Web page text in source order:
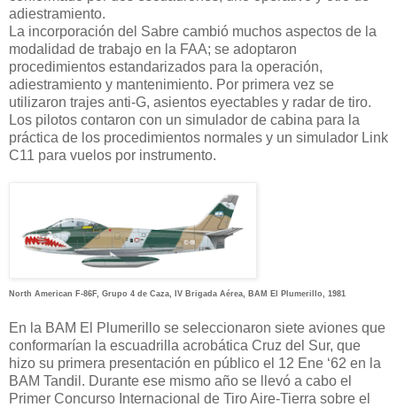
adiestramiento.
La incorporación del Sabre cambió muchos aspectos de la
modalidad de trabajo en la FAA; se adoptaron
procedimientos estandarizados para la operación,
adiestramiento y mantenimiento. Por primera vez se
utilizaron trajes anti-G, asientos eyectables y radar de tiro.
Los pilotos contaron con un simulador de cabina para la
práctica de los procedimientos normales y un simulador Link
C11 para vuelos por instrumento.
North American F-86F, Grupo 4 de Caza, IV Brigada Aérea, BAM El Plumerillo, 1981
En la BAM El Plumerillo se seleccionaron siete aviones que
conformarían la escuadrilla acrobática Cruz del Sur, que
hizo su primera presentación en público el 12 Ene ‘62 en la
BAM Tandil. Durante ese mismo año se llevó a cabo el
Primer Concurso Internacional de Tiro Aire-Tierra sobre el